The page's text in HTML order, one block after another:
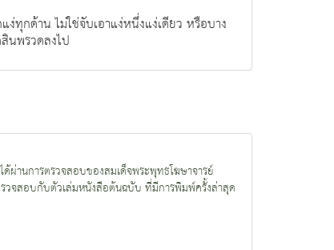
กด้าน ไม่ใช่จับเอาแง่หนึ่งแง่เดียว หรือบาง
นพรวดลงไป
ผ่านการตรวจสอบของสมเด็จพระพุทธโฆษาจารย์
วจสอบกับตัวเล่มหนังสือต้นฉบับ ที่มีการพิมพ์ครั้งล่าสุด